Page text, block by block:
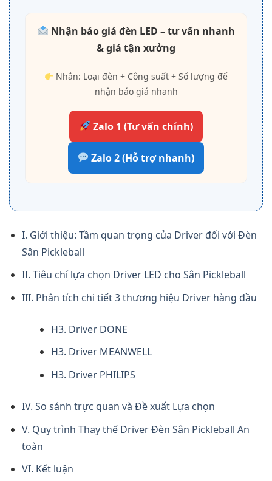
Nhận báo giá đèn LED – tư vấn nhanh
& giá tận xưởng
Nhắn: Loại đèn + Công suất + Số lượng để
nhận báo giá nhanh
Zalo 1 (Tư vấn chính)
Zalo 2 (Hỗ trợ nhanh)
I. Giới thiệu: Tầm quan trọng của Driver đối với Đèn
Sân Pickleball
II. Tiêu chí lựa chọn Driver LED cho Sân Pickleball
III. Phân tích chi tiết 3 thương hiệu Driver hàng đầu
H3. Driver DONE
H3. Driver MEANWELL
H3. Driver PHILIPS
IV. So sánh trực quan và Đề xuất Lựa chọn
V. Quy trình Thay thế Driver Đèn Sân Pickleball An
toàn
VI. Kết luận